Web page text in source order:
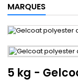
MARQUES
5 kg -